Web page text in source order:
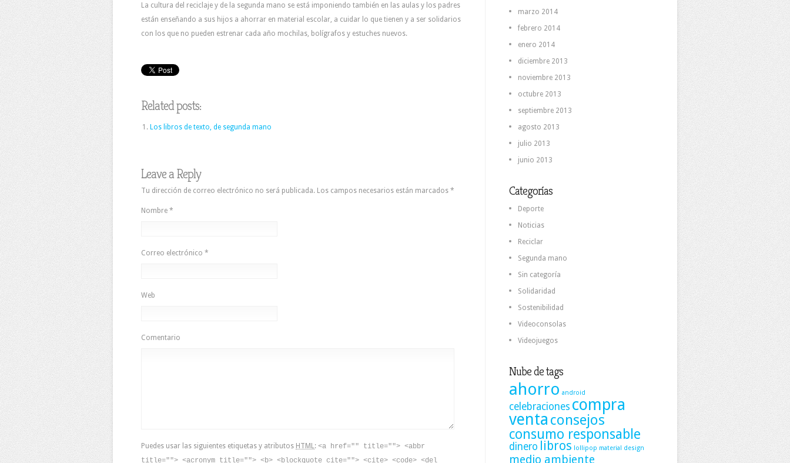
La cultura del reciclaje y de la segunda mano se está imponiendo también en las aulas y los padres
están enseñando a sus hijos a ahorrar en material escolar, a cuidar lo que tienen y a ser solidarios
con los que no pueden estrenar cada año mochilas, bolígrafos y estuches nuevos.
Related posts:
Los libros de texto, de segunda mano
Leave a Reply
Tu dirección de correo electrónico no será publicada. Los campos necesarios están marcados *
Nombre *
Correo electrónico *
Web
Comentario
Puedes usar las siguientes etiquetas y atributos HTML : <a href="" title=""> <abbr
title=""> <acronym title=""> <b> <blockquote cite=""> <cite> <code> <del
marzo 2014
febrero 2014
enero 2014
diciembre 2013
noviembre 2013
octubre 2013
septiembre 2013
agosto 2013
julio 2013
junio 2013
Categorías
Deporte
Noticias
Reciclar
Segunda mano
Sin categoría
Solidaridad
Sostenibilidad
Videoconsolas
Videojuegos
Nube de tags
ahorro android
celebraciones compra
venta consejos
consumo responsable
dinero libros lollipop material design
medio ambiente